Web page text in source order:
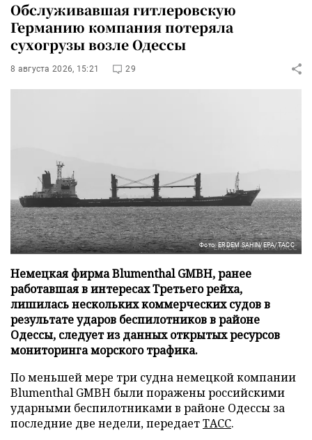
Обслуживавшая гитлеровскую
Германию компания потеряла
сухогрузы возле Одессы
8 августа 2026, 15:21 29
Фото: ERDEM SAHIN/EPA/ТАСС
Немецкая фирма Blumenthal GMBH, ранее
работавшая в интересах Третьего рейха,
лишилась нескольких коммерческих судов в
результате ударов беспилотников в районе
Одессы, следует из данных открытых ресурсов
мониторинга морского трафика.
По меньшей мере три судна немецкой компании
Blumenthal GMBH были поражены российскими
ударными беспилотниками в районе Одессы за
последние две недели, передаетТАСС.